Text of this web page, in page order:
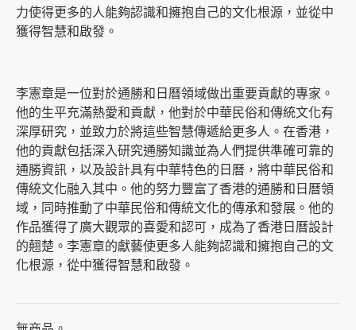
力使得更多的人能夠認識和擁抱自己的文化根源，並從中
獲得智慧和啟發。
李憲章是一位對於通勝和日曆領域做出重要貢獻的專家。
他的生平充滿熱愛和貢獻，他對於中華民俗和傳統文化有
深厚研究，並致力於將這些智慧傳遞給更多人。在香港，
他的貢獻包括深入研究通勝知識並為人們提供準確可靠的
通勝資訊，以及設計具有中華特色的日曆，將中華民俗和
傳統文化融入其中。他的努力豐富了香港的通勝和日曆領
域，同時推動了中華民俗和傳統文化的傳承和發展。他的
作品獲得了廣大觀眾的喜愛和認可，成為了香港日曆設計
的翹楚。李憲章的獻藝使更多人能夠認識和擁抱自己的文
化根源，從中獲得智慧和啟發。